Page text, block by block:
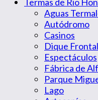
Aguas
Autódromo
Casinos
Dique Frontal
Espectáculos
Fábrica de
Parque
Lago